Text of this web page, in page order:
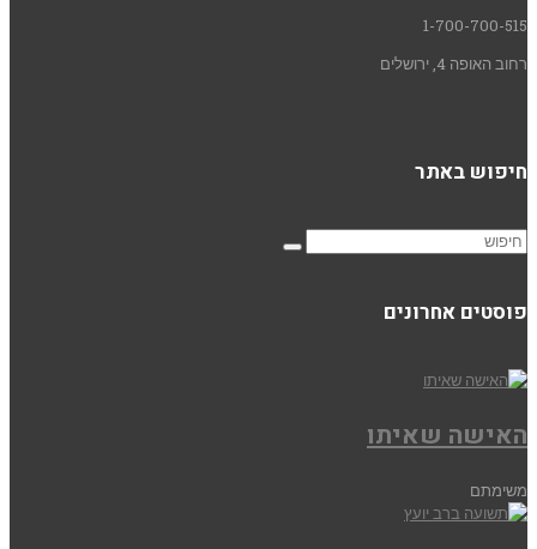
1-700-700-515
רחוב האופה 4, ירושלים
חיפוש באתר
פוסטים אחרונים
האישה שאיתו
משימתם